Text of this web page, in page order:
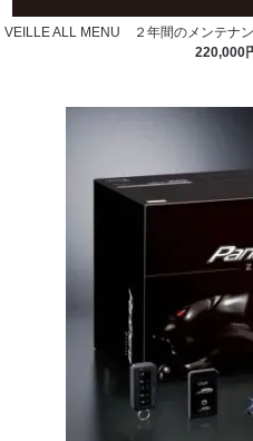
VEILLE ALL MENU ２年間のメンテナ
220,000